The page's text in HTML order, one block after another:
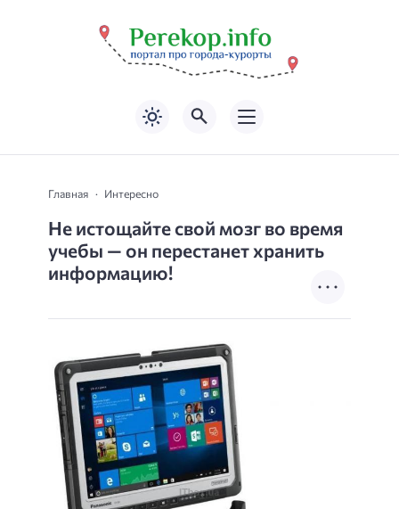
Главная Интересно
Не истощайте свой мозг во время
учебы — он перестанет хранить
информацию!